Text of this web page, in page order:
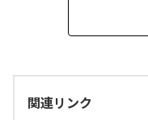
関連リンク